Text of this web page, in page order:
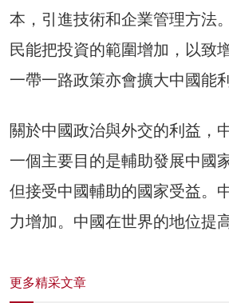
本，引進技術和企業管理方法
民能把投資的範圍增加，以致
一帶一路政策亦會擴大中國能
關於中國政治與外交的利益，
一個主要目的是輔助發展中國
但接受中國輔助的國家受益。
力增加。中國在世界的地位提高
更多精采文章